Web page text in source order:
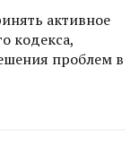
активное
кодекса,
проблем в